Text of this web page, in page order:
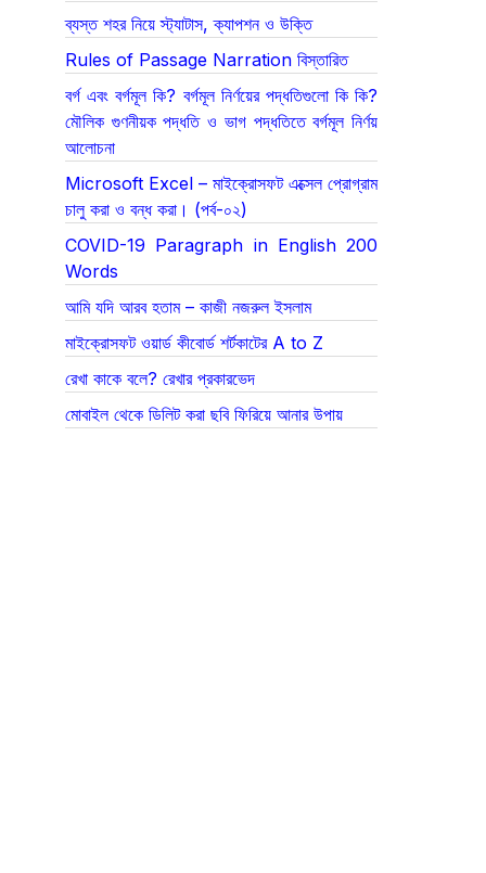
ব্যস্ত শহর নিয়ে স্ট্যাটাস, ক্যাপশন ও উক্তি
Rules of Passage Narration বিস্তারিত
বর্গ এবং বর্গমূল কি? বর্গমূল নির্ণয়ের পদ্ধতিগুলো কি কি?
মৌলিক গুণনীয়ক পদ্ধতি ও ভাগ পদ্ধতিতে বর্গমূল নির্ণয়
আলোচনা
Microsoft Excel – মাইক্রোসফট এক্সেল প্রোগ্রাম
চালু করা ও বন্ধ করা। (পর্ব-০২)
COVID-19 Paragraph in English 200
Words
আমি যদি আরব হতাম – কাজী নজরুল ইসলাম
মাইক্রোসফট ওয়ার্ড কীবোর্ড শর্টকাটের A to Z
রেখা কাকে বলে? রেখার প্রকারভেদ
মোবাইল থেকে ডিলিট করা ছবি ফিরিয়ে আনার উপায়